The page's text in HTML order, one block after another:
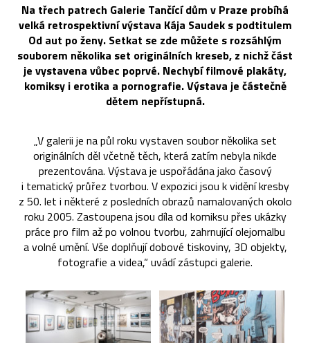
Na třech patrech Galerie Tančící dům v Praze probíhá
velká retrospektivní výstava Kája Saudek s podtitulem
Od aut po ženy. Setkat se zde můžete s rozsáhlým
souborem několika set originálních kreseb, z nichž část
je vystavena vůbec poprvé. Nechybí filmové plakáty,
komiksy i erotika a pornografie. Výstava je částečně
dětem nepřístupná.
„V galerii je na půl roku vystaven soubor několika set
originálních děl včetně těch, která zatím nebyla nikde
prezentována. Výstava je uspořádána jako časový
i tematický průřez tvorbou. V expozici jsou k vidění kresby
z 50. let i některé z posledních obrazů namalovaných okolo
roku 2005. Zastoupena jsou díla od komiksu přes ukázky
práce pro film až po volnou tvorbu, zahrnující olejomalbu
a volné umění. Vše doplňují dobové tiskoviny, 3D objekty,
fotografie a videa,“ uvádí zástupci galerie.